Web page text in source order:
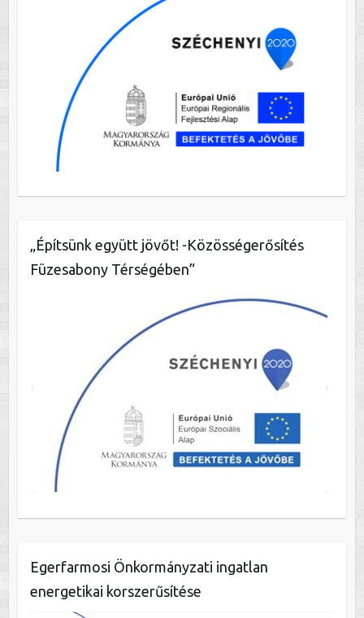
„Építsünk együtt jövőt! -Közösségerősítés
Füzesabony Térségében”
Egerfarmosi Önkormányzati ingatlan
energetikai korszerűsítése